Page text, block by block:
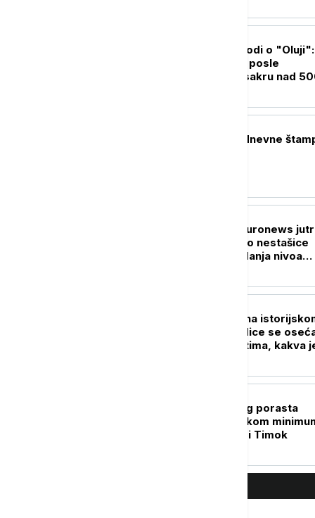
Novi potresni navodi o "Oluji":
Linta traži istragu posle
svedočenja o masakru nad
Naslovne strane dnevne
Probudite se uz Euronews
Može li da dođe do nestašice
goriva usled opadanja nivoa
Vodostaj Dunava na
minimumu: Posledice se
mnogim delatnostima, kakva
Tendencija manjeg porasta
Dunava: Na biološkom
Kolubara, Toplica i Timok